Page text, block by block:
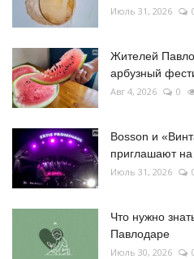
Июль 31, 2026
Жителей
арбузный
Авг 4, 2026 0
Bosson и
приглашают
Июль 31, 2026
Что нужно
Павлодаре
Июль 30, 2026